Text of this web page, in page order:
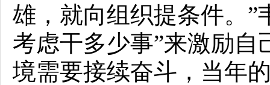
雄，就向组织提条件。”
考虑干多少事”来激励
境需要接续奋斗，当年